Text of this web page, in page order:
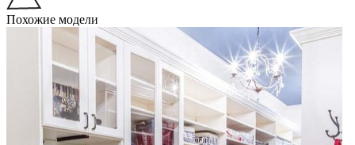
Похожие модели